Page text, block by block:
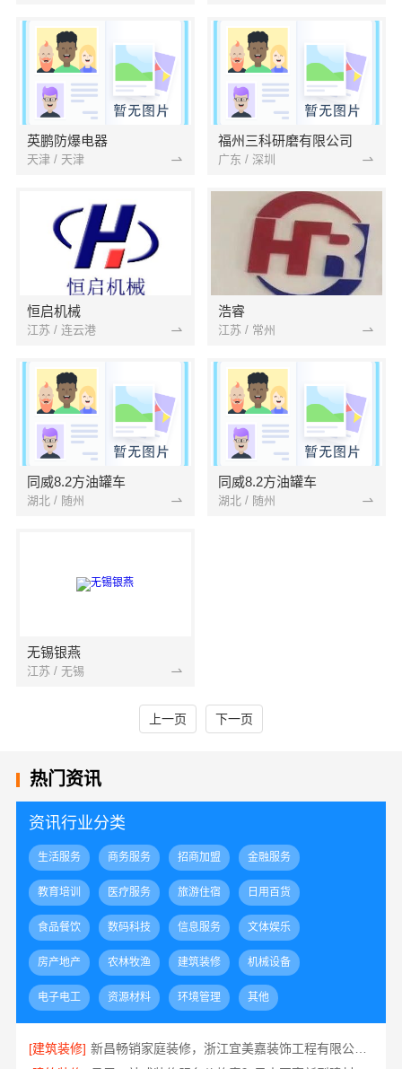
英鹏防爆电器
天津 / 天津
福州三科研磨有限公司
广东 / 深圳
恒启机械
江苏 / 连云港
浩睿
江苏 / 常州
同威8.2方油罐车
湖北 / 随州
同威8.2方油罐车
湖北 / 随州
无锡银燕
江苏 / 无锡
上一页 下一页
热门资讯
资讯行业分类
生活服务 商务服务 招商加盟 金融服务
教育培训 医疗服务 旅游住宿 日用百货
食品餐饮 数码科技 信息服务 文体娱乐
房产地产 农林牧渔 建筑装修 机械设备
电子电工 资源材料 环境管理 其他
[建筑装修]
新昌畅销家庭装修，浙江宜美嘉装饰工程有限公司品质保证